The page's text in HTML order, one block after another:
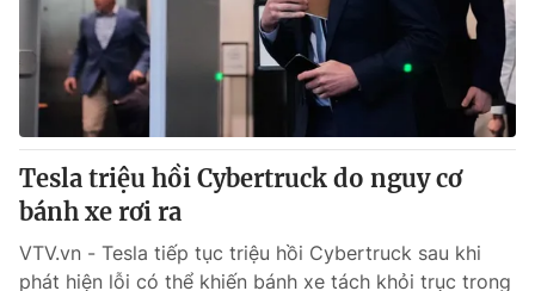
Tesla triệu hồi Cybertruck do nguy cơ
bánh xe rơi ra
VTV.vn - Tesla tiếp tục triệu hồi Cybertruck sau khi
phát hiện lỗi có thể khiến bánh xe tách khỏi trục trong